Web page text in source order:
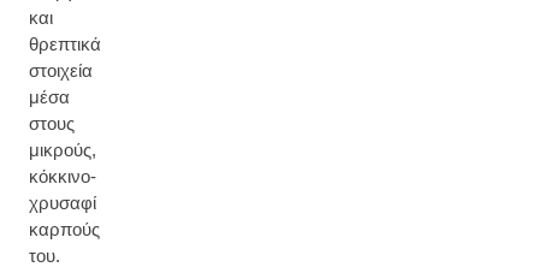
και
θρεπτικά
στοιχεία
μέσα
στους
μικρούς,
κόκκινο-
χρυσαφί
καρπούς
του.